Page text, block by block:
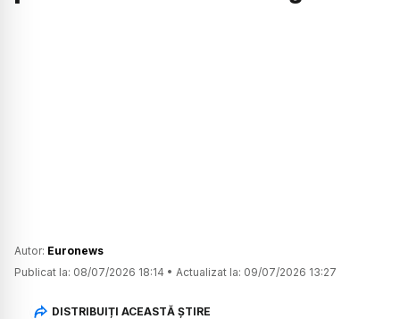
Autor: Euronews
Publicat la: 08/07/2026 18:14 • Actualizat la: 09/07/2026 13:27
DISTRIBUIȚI ACEASTĂ ȘTIRE